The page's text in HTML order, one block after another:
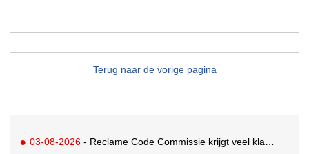
Terug naar de vorige pagina
03-08-2026 - Reclame Code Commissie krijgt veel klachten over duurzaamheidsclaims